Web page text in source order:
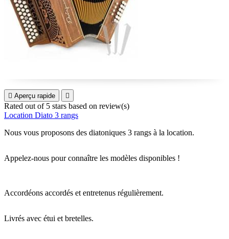
 Aperçu rapide 
Rated out of 5 stars based on review(s)
Location Diato 3 rangs
Nous vous proposons des diatoniques 3 rangs à la location.
Appelez-nous pour connaître les modèles disponibles !
Accordéons accordés et entretenus régulièrement.
Livrés avec étui et bretelles.